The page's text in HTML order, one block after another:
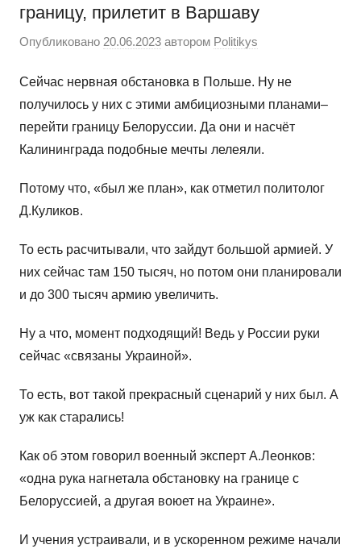
границу, прилетит в Варшаву
Опубликовано 20.06.2023 автором Politikys
Сейчас нервная обстановка в Польше. Ну не
получилось у них с этими амбициозными планами–
перейти границу Белоруссии. Да они и насчёт
Калининграда подобные мечты лелеяли.
Потому что, «был же план», как отметил политолог
Д.Куликов.
То есть расчитывали, что зайдут большой армией. У
них сейчас там 150 тысяч, но потом они планировали
и до 300 тысяч армию увеличить.
Ну а что, момент подходящий! Ведь у России руки
сейчас «связаны Украиной».
То есть, вот такой прекрасный сценарий у них был. А
уж как старались!
Как об этом говорил военный эксперт А.Леонков:
«одна рука нагнетала обстановку на границе с
Белоруссией, а другая воюет на Украине».
И учения устраивали, и в ускоренном режиме начали